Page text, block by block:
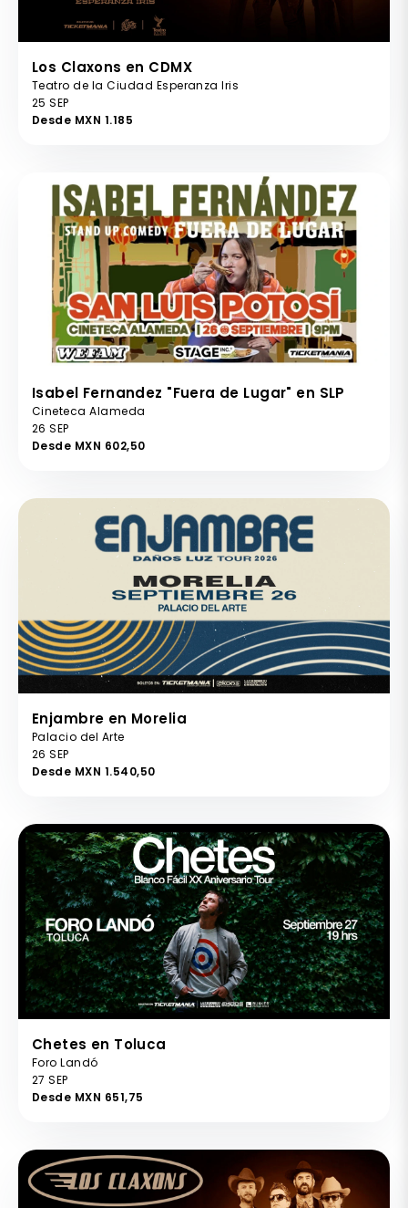
Los Claxons en CDMX
Teatro de la Ciudad Esperanza Iris
25 SEP
Desde MXN 1.185
Isabel Fernandez "Fuera de Lugar" en SLP
Cineteca Alameda
26 SEP
Desde MXN 602,50
Enjambre en Morelia
Palacio del Arte
26 SEP
Desde MXN 1.540,50
Chetes en Toluca
Foro Landó
27 SEP
Desde MXN 651,75